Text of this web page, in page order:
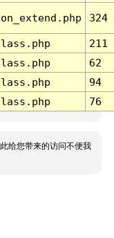
324
211
62
94
76
给您带来的访问不便我